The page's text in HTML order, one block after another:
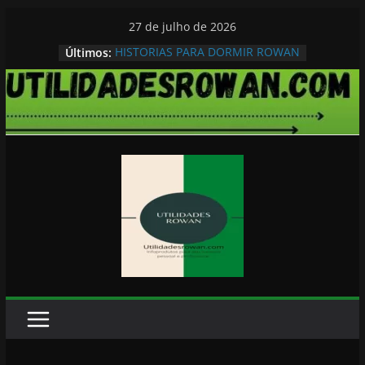
conteúdo
27 de julho de 2026
Últimos: HISTORIAS PARA DORMIR ROWAN